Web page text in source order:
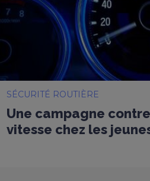
SÉCURITÉ ROUTIÈRE
Une campagne
vitesse chez les